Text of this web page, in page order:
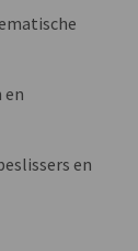
en
en